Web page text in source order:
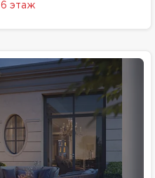
6 этаж